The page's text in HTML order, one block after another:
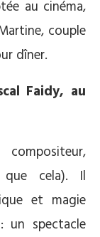
au cinéma,
couple
dîner.
Faidy, au
que cela). Il
et magie
un spectacle